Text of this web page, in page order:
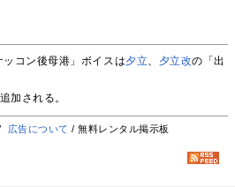
コン後母港」ボイスは夕立 夕立改の「出
加される。
広告について / 無料レンタル掲示板